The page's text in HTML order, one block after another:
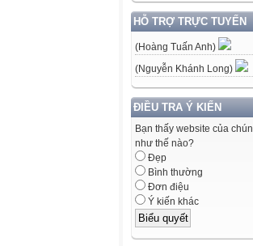
HỖ TRỢ TRỰC TUYẾN
(Hoàng Tuấn Anh)
(Nguyễn Khánh Long)
ĐIỀU TRA Ý KIẾN
Bạn thấy website của
như thế nào?
Đẹp
Bình thường
Đơn điệu
Ý kiến khác